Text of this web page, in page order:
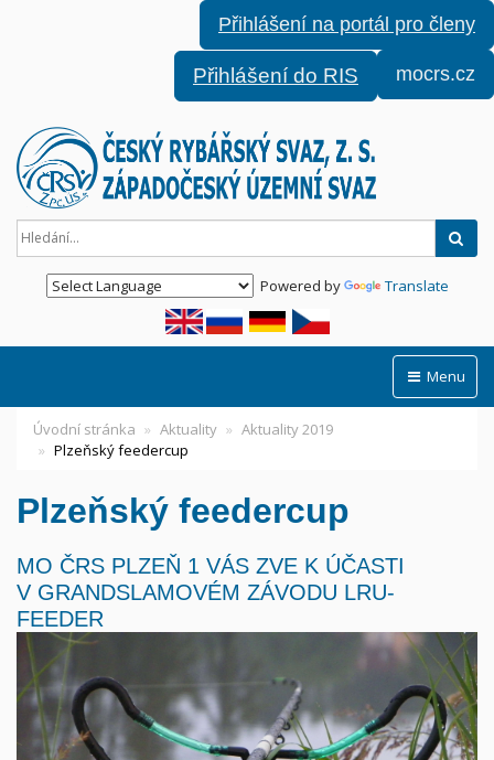
Přihlášení na portál pro členy
Přihlášení do RIS mocrs.cz
Powered by Translate
Menu
Úvodní stránka Aktuality
Aktuality 2019
Plzeňský feedercup
Plzeňský feedercup
MO ČRS PLZEŇ 1 VÁS ZVE K ÚČASTI
V GRANDSLAMOVÉM ZÁVODU LRU-
FEEDER